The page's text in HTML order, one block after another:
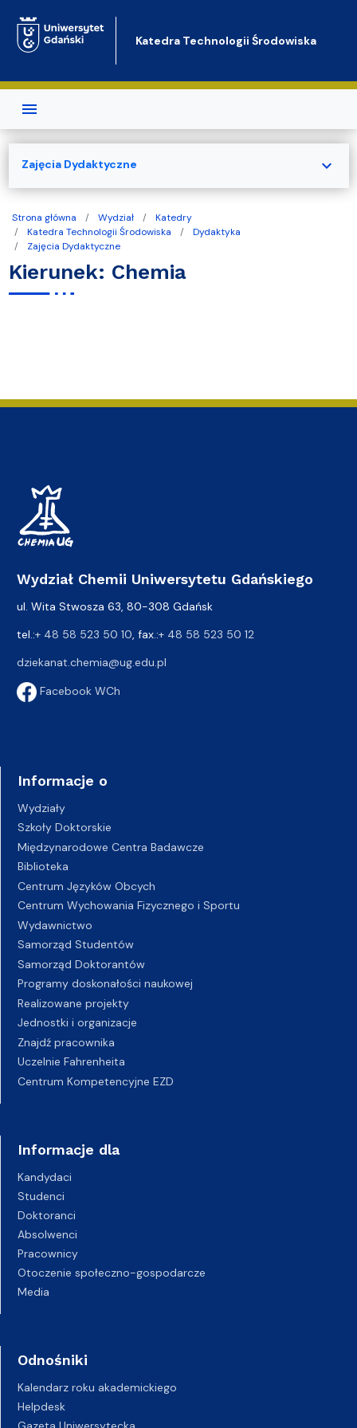
Katedra Technologii Środowiska
Strona główna Wydział
Katedry
Katedra Technologii Środowiska
Dydaktyka
Zajęcia Dydaktyczne
Kierunek: Chemia
Zajęcia Dydaktyczne expand_more
Wydział Chemii Uniwersytetu Gdańskiego
ul. Wita Stwosza 63, 80-308 Gdańsk
tel.:+ 48 58 523 50 10 , fax.:+ 48 58 523 50 12
dziekanat.chemia@ug.edu.pl
Facebook WCh
Informacje o
Wydziały
Szkoły Doktorskie
Międzynarodowe Centra Badawcze
Biblioteka
Centrum Języków Obcych
Centrum Wychowania Fizycznego i Sportu
Wydawnictwo
Samorząd Studentów
Samorząd Doktorantów
Programy doskonałości naukowej
Realizowane projekty
Jednostki i organizacje
Znajdź pracownika
Uczelnie Fahrenheita
Centrum Kompetencyjne EZD
Informacje dla
Kandydaci
Studenci
Doktoranci
Absolwenci
Pracownicy
Otoczenie społeczno-gospodarcze
Media
Odnośniki
Kalendarz roku akademickiego
Helpdesk